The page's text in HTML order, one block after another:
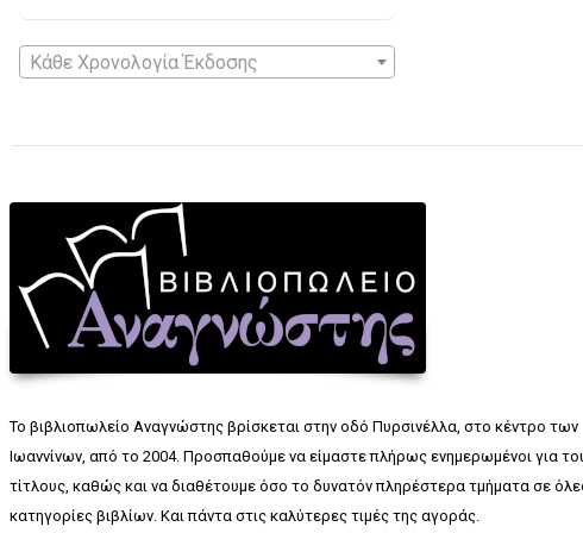
Κάθε Χρονολογία Έκδοσης
Το βιβλιοπωλείο Αναγνώστης βρίσκεται στην οδό Πυρσινέλλα, στο κέντρο των
Ιωαννίνων, από το 2004. Προσπαθούμε να είμαστε πλήρως ενημερωμένοι για
τίτλους, καθώς και να διαθέτουμε όσο το δυνατόν πληρέστερα τμήματα σε
κατηγορίες βιβλίων. Και πάντα στις καλύτερες τιμές της αγοράς.